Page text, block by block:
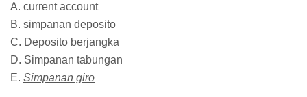
A. current account
B. simpanan deposito
C. Deposito berjangka
D. Simpanan tabungan
E. Simpanan giro